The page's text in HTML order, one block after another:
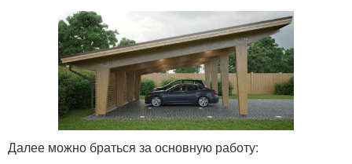
Далее можно браться за основную работу: